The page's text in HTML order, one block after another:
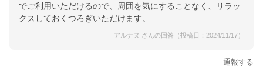
でご利用いただけるので、周囲を気にすることなく、リラッ
クスしておくつろぎいただけます。
アルナヌ さんの回答（投稿日：2024/11/17）
通報する